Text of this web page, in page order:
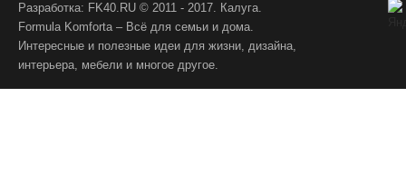
Разработка: FK40.RU © 2011 - 2017. Калуга.
Formula Komforta – Всё для семьи и дома.
Интересные и полезные идеи для жизни, дизайна,
интерьера, мебели и многое другое.